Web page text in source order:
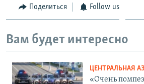
Поделиться Follow us
Вам будет интересно
ЦЕНТРАЛЬНАЯ
«Очень